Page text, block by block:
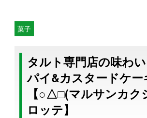
菓子
タルト専門店の味わ
パイ&カスタードケー
【○△□(マルサンカク
ロッテ】